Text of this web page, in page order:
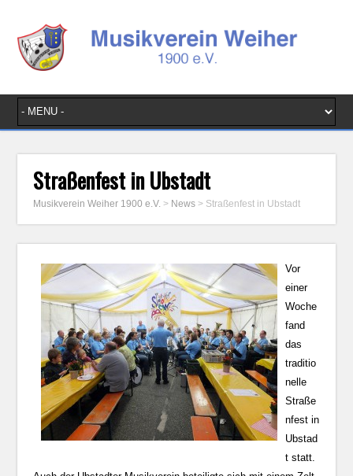
Straßenfest in Ubstadt
Musikverein Weiher 1900 e.V. > News > Straßenfest in Ubstadt
Vor
einer
Woche
fand
das
traditio
nelle
Straße
nfest in
Ubstad
t statt.